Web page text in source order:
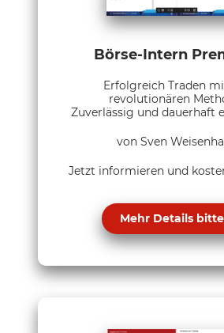
Börse-Intern
Erfolgreich Traden
revolutionären
Zuverlässig und dauerhaft
von Sven
Jetzt informieren und
Mehr Details